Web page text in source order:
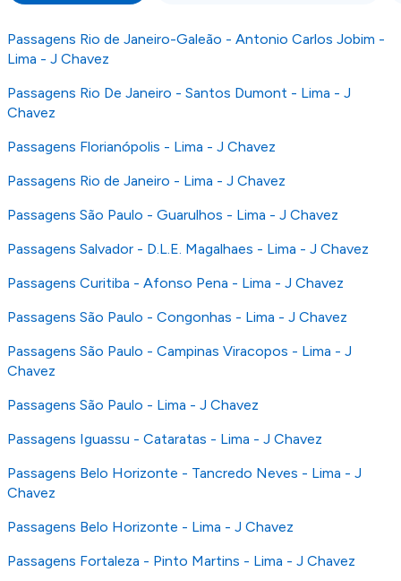
as condições no website do parceiro antes de
fazer uma reserva. Para mais detalhes verifique
os nossosTermos e Condições.
Passagens Rio de Janeiro-Galeão - Antonio Carlos Jobim -
Lima - J Chavez
Passagens Rio De Janeiro - Santos Dumont - Lima - J
Chavez
Passagens Florianópolis - Lima - J Chavez
Passagens Rio de Janeiro - Lima - J Chavez
Passagens São Paulo - Guarulhos - Lima - J Chavez
Passagens Salvador - D.L.E. Magalhaes - Lima - J Chavez
Passagens Curitiba - Afonso Pena - Lima - J Chavez
Passagens São Paulo - Congonhas - Lima - J Chavez
Passagens São Paulo - Campinas Viracopos - Lima - J
Chavez
Passagens São Paulo - Lima - J Chavez
Passagens Iguassu - Cataratas - Lima - J Chavez
Passagens Belo Horizonte - Tancredo Neves - Lima - J
Chavez
Passagens Belo Horizonte - Lima - J Chavez
Passagens Fortaleza - Pinto Martins - Lima - J Chavez